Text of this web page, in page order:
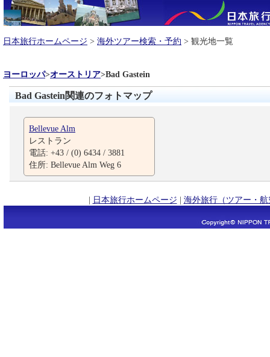
日本旅行ホームページ > 海外ツアー検索・予約 > 観光地一覧
ヨーロッパ>オーストリア>Bad Gastein
Bad Gastein関連のフォトマップ
Bellevue Alm
レストラン
電話: +43 / (0) 6434 / 3881
住所: Bellevue Alm Weg 6
| 日本旅行ホームページ | 海外旅行（ツアー・航